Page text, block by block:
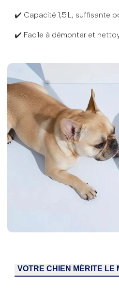
✔️ Capacité 1,5 L, suffisante
✔️ Facile à démonter et
VOTRE CHIEN MÉRITE LE